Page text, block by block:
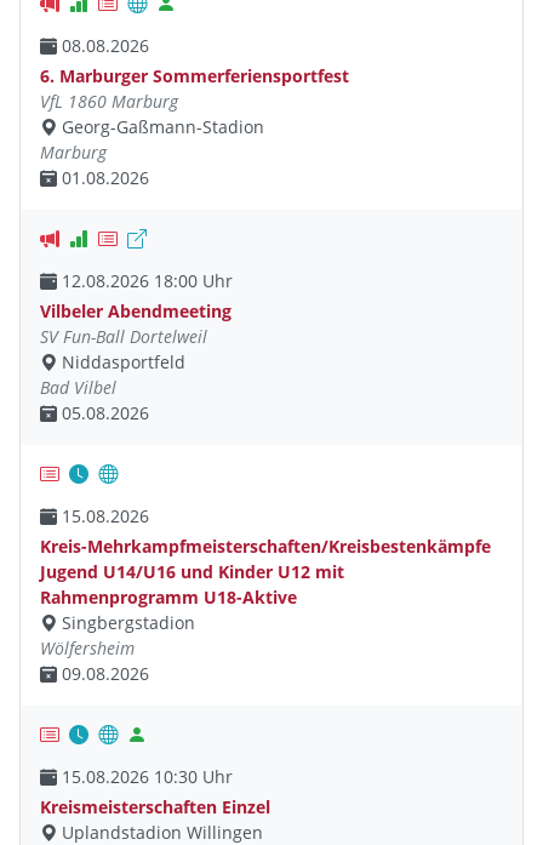
08.08.2026
6. Marburger Sommerferiensportfest
VfL 1860 Marburg
Georg-Gaßmann-Stadion
Marburg
01.08.2026
12.08.2026 18:00 Uhr
Vilbeler Abendmeeting
SV Fun-Ball Dortelweil
Niddasportfeld
Bad Vilbel
05.08.2026
15.08.2026
Kreis-Mehrkampfmeisterschaften/Kreisbestenkämpfe
Jugend U14/U16 und Kinder U12 mit
Rahmenprogramm U18-Aktive
Singbergstadion
Wölfersheim
09.08.2026
15.08.2026 10:30 Uhr
Kreismeisterschaften Einzel
Uplandstadion Willingen